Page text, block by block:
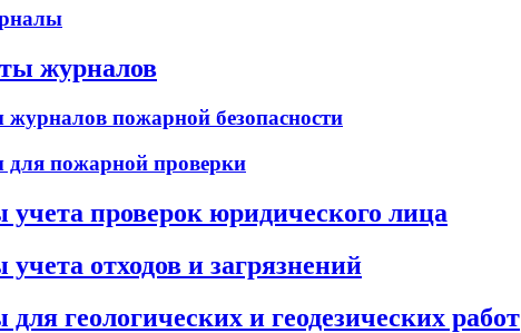
журналов
пожарной безопасности
пожарной проверки
проверок юридического лица
отходов и загрязнений
геологических и геодезических работ